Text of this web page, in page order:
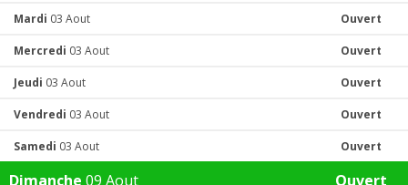
Mardi 03 Aout Ouvert
Mercredi 03 Aout Ouvert
Jeudi 03 Aout Ouvert
Vendredi 03 Aout Ouvert
Samedi 03 Aout Ouvert
Dimanche 09 Aout Ouvert